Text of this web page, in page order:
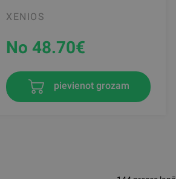
XENIOS
No 48.70€
pievienot grozam